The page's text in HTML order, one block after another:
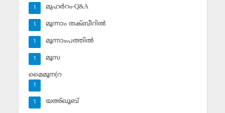
മുഹര്‍റം-Q&A
1
മൂന്നാം തക്ബീറില്‍
1
മൂന്നാംപത്തില്‍
1
മൂസ
1
മൈമൂന(റ
1
യഅ്ഖൂബ്‌
1